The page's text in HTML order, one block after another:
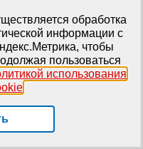
бунтар­скими
любых авторитетов
импульсивности,
оптимистичности
в методике
самооценке,
на первых позициях,
предупреждают о
обработка
информации с
чтобы
пользоваться
использования
.